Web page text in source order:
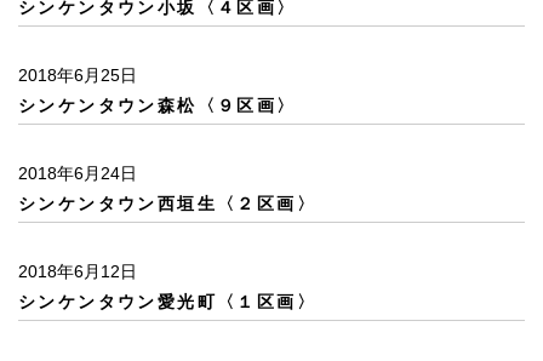
シンケンタウン小坂〈４区画〉
2018年6月25日
シンケンタウン森松〈９区画〉
2018年6月24日
シンケンタウン西垣生〈２区画〉
2018年6月12日
シンケンタウン愛光町〈１区画〉